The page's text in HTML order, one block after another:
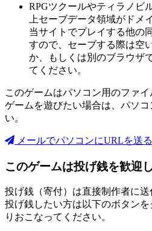
RPGツクールやティラノビ
上セーブデータ領域がドメ
当サイトでプレイする他の
すので、セーブする際は空
か、もしくは別のブラウザ
てください。
このゲームはパソコン用のファイ
ゲームを遊びたい場合は、パソ
い。
メールでパソコンにURLを送る
このゲームは投げ銭を歓迎
投げ銭（寄付）は直接制作者に送
投げ銭したい方は以下のボタン
りおこなってください。